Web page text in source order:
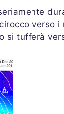
verso
si tufferà